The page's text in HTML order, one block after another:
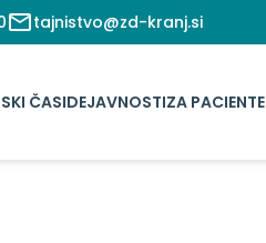
tajnistvo@zd-kranj.si
ČASIDEJAVNOSTIZA PACIENTE